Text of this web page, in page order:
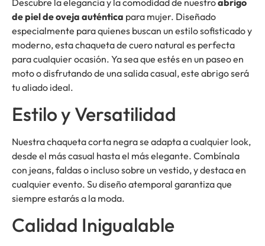
de piel de oveja auténtica para mujer. Diseñado
especialmente para quienes buscan un estilo sofisticado y
moderno, esta chaqueta de cuero natural es perfecta
para cualquier ocasión. Ya sea que estés en un paseo en
moto o disfrutando de una salida casual, este abrigo será
tu aliado ideal.
Estilo y Versatilidad
Nuestra chaqueta corta negra se adapta a cualquier look,
desde el más casual hasta el más elegante. Combínala
con jeans, faldas o incluso sobre un vestido, y destaca en
cualquier evento. Su diseño atemporal garantiza que
siempre estarás a la moda.
Calidad Inigualable